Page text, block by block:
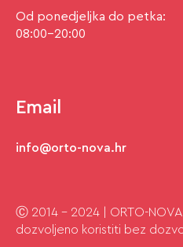
Od ponedjeljka do petka:
08:00-20:00
Email
info@orto-nova.hr
Ⓒ 2014 - 2024 | ORTO-
dozvoljeno koristiti bez